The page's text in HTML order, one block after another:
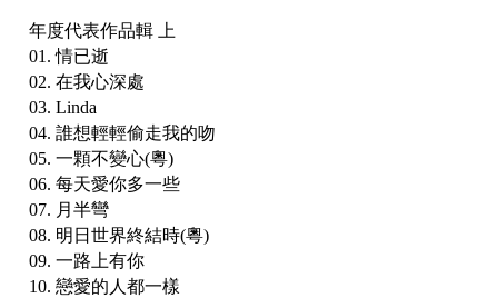
年度代表作品輯 上
01. 情已逝
02. 在我心深處
03. Linda
04. 誰想輕輕偷走我的吻
05. 一顆不變心(粵)
06. 每天愛你多一些
07. 月半彎
08. 明日世界終結時(粵)
09. 一路上有你
10. 戀愛的人都一樣